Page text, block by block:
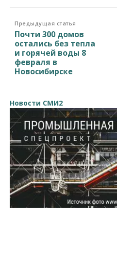
Предыдущая статья
Почти 300 домов
остались без тепла
и горячей воды 8
февраля в
Новосибирске
Новости СМИ2